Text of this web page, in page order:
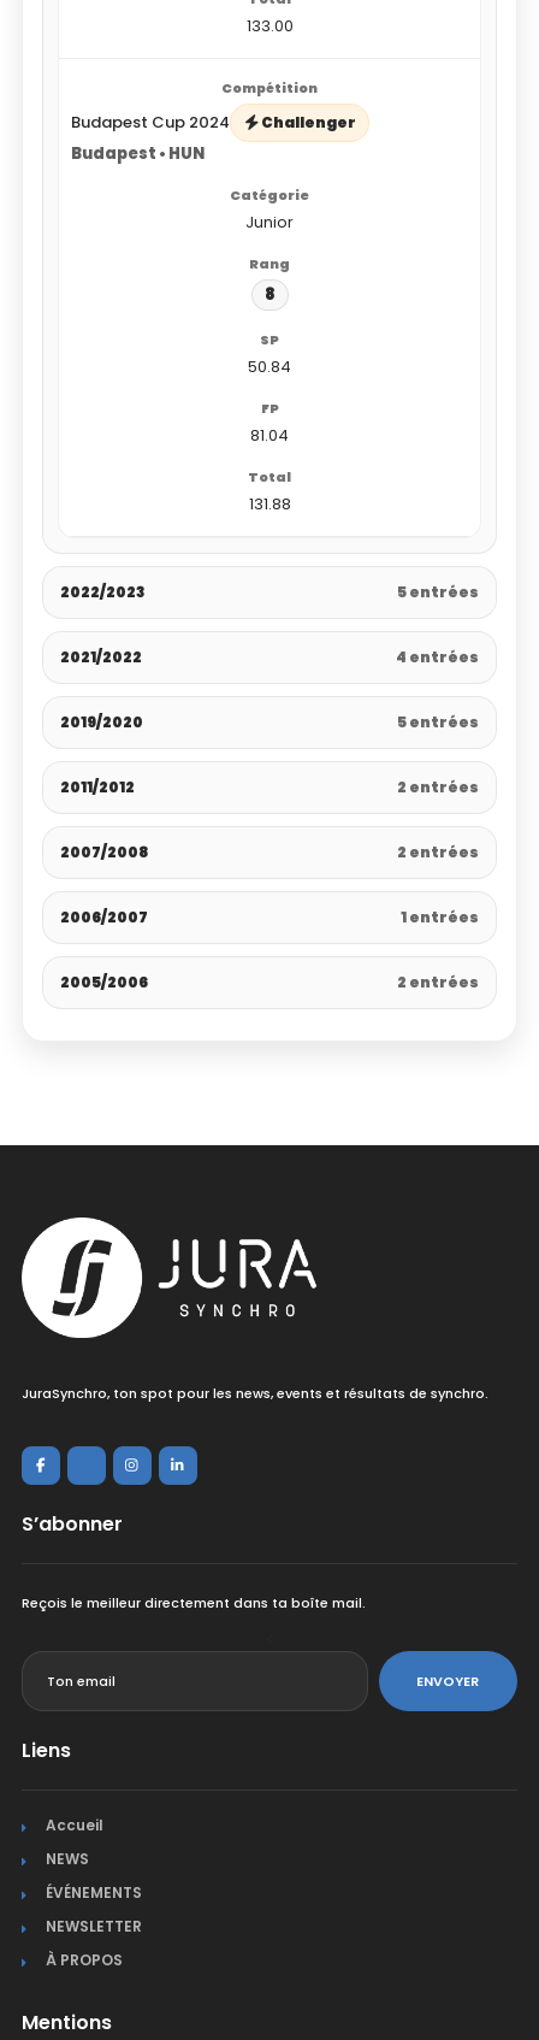
133.00
Budapest Cup 2024 Challenger
Budapest • HUN
Junior
8
50.84
81.04
131.88
2022/2023 5 entrées
2021/2022 4 entrées
2019/2020 5 entrées
2011/2012 2 entrées
2007/2008 2 entrées
2006/2007 1 entrées
2005/2006 2 entrées
JuraSynchro, ton spot pour les news, events et résultats de synchro.
S’abonner
Reçois le meilleur directement dans ta boîte mail.
ENVOYER
Liens
Accueil
NEWS
ÉVÉNEMENTS
NEWSLETTER
À PROPOS
Mentions